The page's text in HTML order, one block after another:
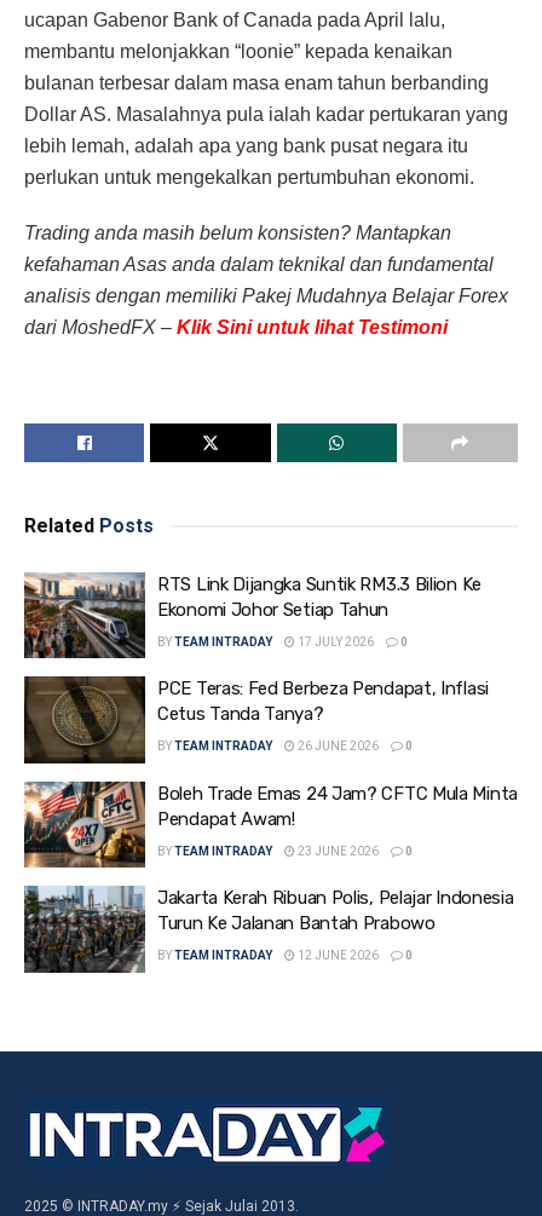
ucapan Gabenor Bank of Canada pada April lalu,
membantu melonjakkan “loonie” kepada kenaikan
bulanan terbesar dalam masa enam tahun berbanding
Dollar AS. Masalahnya pula ialah kadar pertukaran yang
lebih lemah, adalah apa yang bank pusat negara itu
perlukan untuk mengekalkan pertumbuhan ekonomi.
Trading anda masih belum konsisten? Mantapkan
kefahaman Asas anda dalam teknikal dan fundamental
analisis dengan memiliki Pakej Mudahnya Belajar Forex
dari MoshedFX – Klik Sini untuk lihat Testimoni
Related Posts
RTS Link Dijangka Suntik RM3.3 Bilion Ke
Ekonomi Johor Setiap Tahun
BYTEAM INTRADAY 17 JULY 2026 0
PCE Teras: Fed Berbeza Pendapat, Inflasi
Cetus Tanda Tanya?
BYTEAM INTRADAY 26 JUNE 2026 0
Boleh Trade Emas 24 Jam? CFTC Mula Minta
Pendapat Awam!
BYTEAM INTRADAY 23 JUNE 2026 0
Jakarta Kerah Ribuan Polis, Pelajar Indonesia
Turun Ke Jalanan Bantah Prabowo
BYTEAM INTRADAY 12 JUNE 2026 0
2025 © INTRADAY.my ⚡ Sejak Julai 2013.